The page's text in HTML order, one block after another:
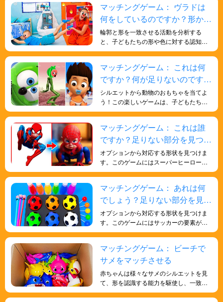
マッチングゲーム： ヴラドは
何をしているのですか？形から
推測してみよう！
輪郭と形を一致させる活動を分析する
と、子どもたちの形や色に対する認知的
理解が深まるだけでなく、観察力、分析
達に有益なトレーニングになります。
マッチングゲーム： これは何
ですか？何が足りないのです
か？見つけてみましょう！
シルエットから動物のおもちゃを当てよ
う！この楽しいゲームは、子どもたちの
批判的思考力と問題解決能力を育みま
のに役立ちます。
マッチングゲーム： これは誰
ですか？足りない部分を見つけ
よう！
オプションから対応する形状を見つけま
す。このゲームにはスーパーヒーローの
要素が組み込まれており、楽しくエキサ
たちの知能を向上させます。
マッチングゲーム： あれは何
でしょう？足りない部分を見つ
けよう！
オプションから対応する形状を見つけま
す。このゲームにはサッカーの要素が組
み込まれており、形状とサッカーの学習
マッチングゲーム： ビーチで
サメをマッチさせる
赤ちゃんは様々なサメのシルエットを見
て、形を認識する能力を駆使し、一致す
るサメを見つけます。このゲームは、子